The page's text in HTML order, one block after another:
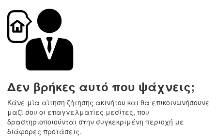
Δεν βρήκες αυτό που ψάχνεις;
Κάνε μία αίτηση ζήτησης ακινήτου και θα επικοινωνήσουνε
μαζί σου οι επαγγελματίες μεσίτες, που
δραστηριοποιούνται στην συγκεκριμένη περιοχή με
διάφορες προτάσεις.